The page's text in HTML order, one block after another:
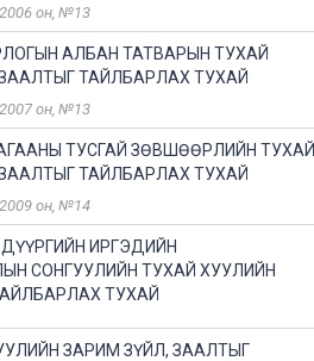
2006 он, №13
АЛБАН ТАТВАРЫН ТУХАЙ
ТАЙЛБАРЛАХ ТУХАЙ
2007 он, №13
ТУСГАЙ ЗӨВШӨӨРЛИЙН ТУХАЙ
ТАЙЛБАРЛАХ ТУХАЙ
2009 он, №14
ИРГЭДИЙН
СОНГУУЛИЙН ТУХАЙ ХУУЛИЙН
ТУХАЙ
ЗАРИМ ЗҮЙЛ, ЗААЛТЫГ